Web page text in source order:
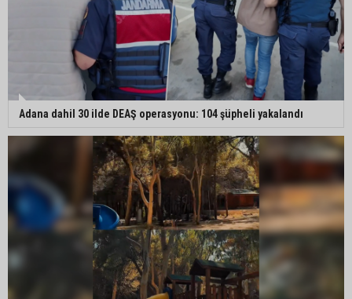
Adana dahil 30 ilde DEAŞ operasyonu: 104 şüpheli yakalandı